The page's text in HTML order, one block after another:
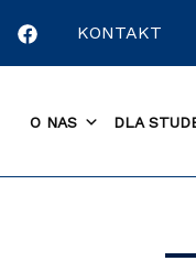
KONTAKT
O NAS DLA